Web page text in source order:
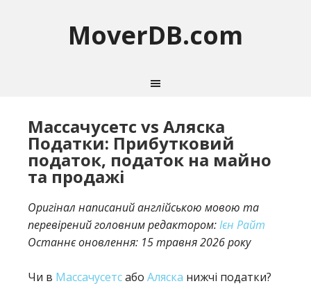
MoverDB.com
Массачусетс vs Аляска
Податки: Прибутковий
податок, податок на майно
та продажі
Оригінал написаний англійською мовою та
перевірений головним редактором:Ієн Райт
Останнє оновлення: 15 травня 2026 року
Чи в Массачусетсабо Аляска нижчі податки?